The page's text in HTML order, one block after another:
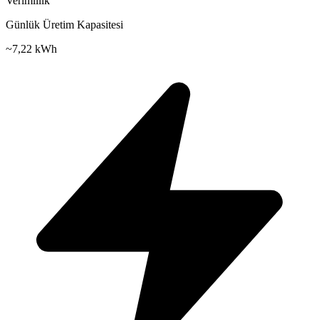
Günlük Üretim Kapasitesi
~7,22 kWh